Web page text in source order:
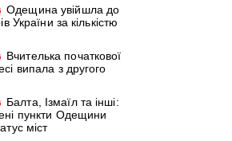
Одещина увійшла до
України за кількістю
Вчителька початкової
випала з другого
Балта, Ізмаїл та інші:
пункти Одещини
міст